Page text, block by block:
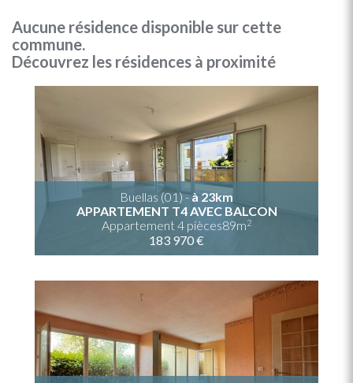
Aucune résidence disponible sur cette
commune.
Découvrez les résidences à proximité
Buellas (01) -à 23km
APPARTEMENT T4 AVEC BALCON
Appartement 4 pièces89m2
183 970 €